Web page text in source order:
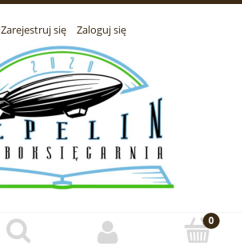
Zarejestruj się Zaloguj się